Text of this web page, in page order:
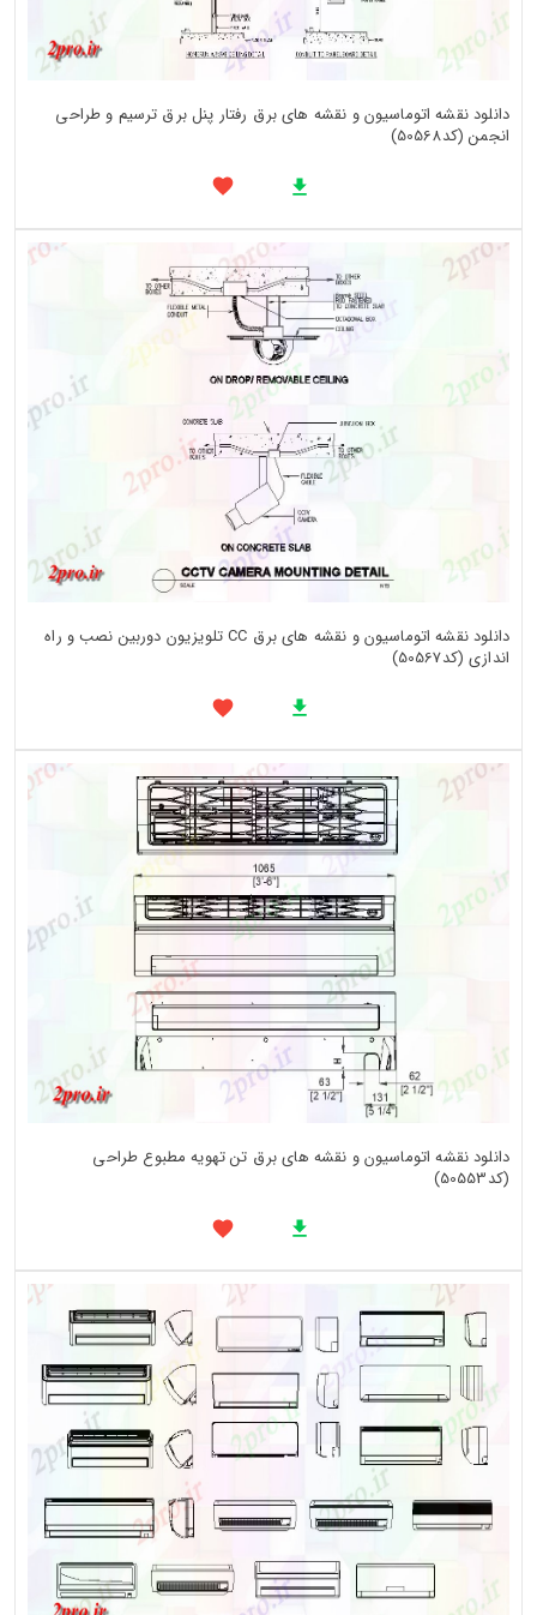
دانلود نقشه اتوماسیون و نقشه های برق رفتار پنل برق ترسیم و طراحی
انجمن (کد50568)
دانلود نقشه اتوماسیون و نقشه های برق CC تلویزیون دوربین نصب و راه
اندازی (کد50567)
دانلود نقشه اتوماسیون و نقشه های برق تن تهویه مطبوع طراحی
(کد50553)